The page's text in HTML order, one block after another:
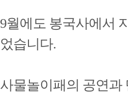
9월에도 봉국사에서
었습니다.
사물놀이패의 공연과